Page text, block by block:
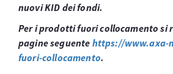
nuovi KID dei fondi.
Per i prodotti fuori collocamento si
pagine seguente https://
fuori-collocamento.